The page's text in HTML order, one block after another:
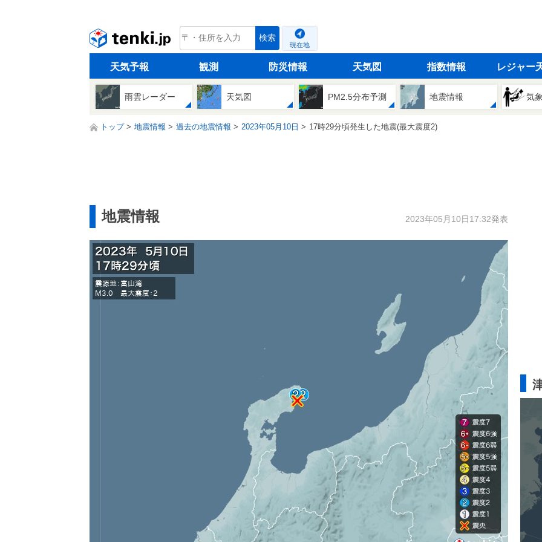
tenki.jp 検索
現在地
天気予報 観測 防災情報 天気図 指数情報 レジャー
雨雲レーダー 天気図 PM2.5分布予測 地震情報 気
トップ 地震情報 過去の地震情報 2023年05月10日 17時29分頃発生した地震(最大震度2)
地震情報 2023年05月10日17:32発表